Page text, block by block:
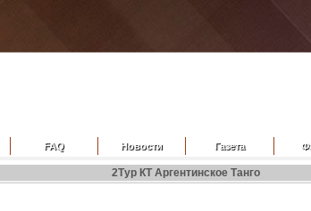
FAQ Новости Газета
2Тур КТ Аргентинское Танго